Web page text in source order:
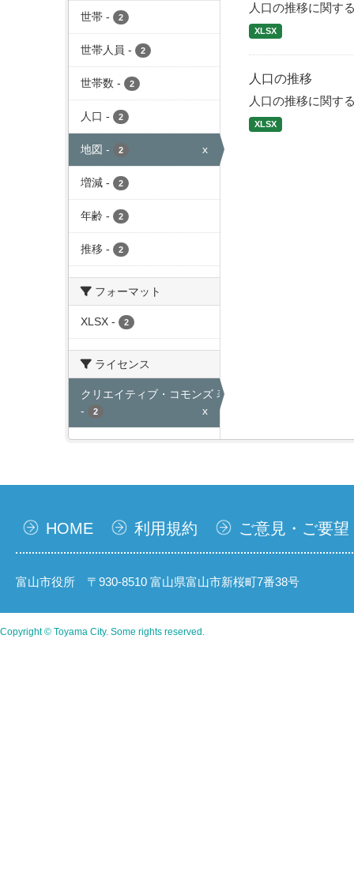
世帯 - 2
世帯人員 - 2
世帯数 - 2
人口 - 2
地図 - 2 x
増減 - 2
年齢 - 2
推移 - 2
フォーマット
XLSX - 2
ライセンス
クリエイティブ・コモンズ 表示
-
2 x
人口の推移に関す
XLSX
人口の推移
人口の推移に関す
XLSX
HOME 利用規約 ご意見・ご要望
富山市役所 〒930-8510 富山県富山市新桜町7番38号
Copyright © Toyama City. Some rights reserved.